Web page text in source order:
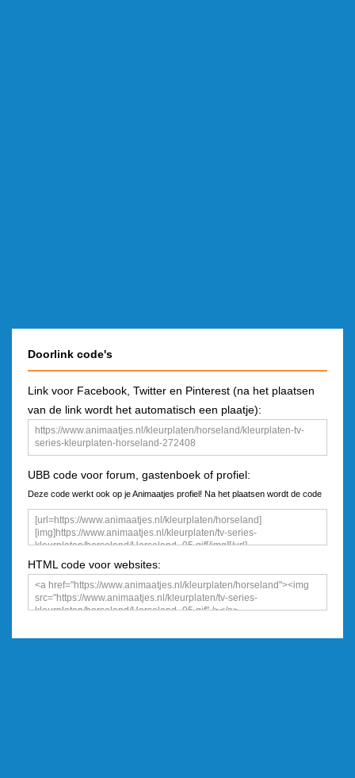
Doorlink code's
Link voor Facebook, Twitter en Pinterest (na het plaatsen
van de link wordt het automatisch een plaatje):
UBB code voor forum, gastenboek of profiel:
Deze code werkt ook op je Animaatjes profiel! Na het plaatsen wordt de code
een plaatje
HTML code voor websites: